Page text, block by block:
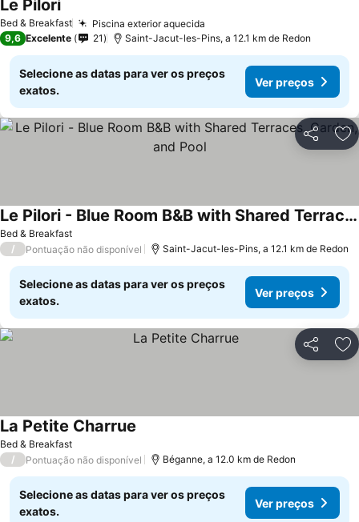
Bed & Breakfast Piscina exterior aquecida
Le Pilori
9,6 Excelente 21 Saint-Jacut-les-Pins, a 12.1 km de Redon
Selecione as datas para ver os preços
exatos.
Ver preços
Partilhar
Bed & Breakfast
Le Pilori - Blue Room B&B with Shared Terraces, Garden, and Pool
/ Pontuação não disponível Saint-Jacut-les-Pins, a 12.1 km de Redon
Selecione as datas para ver os preços
exatos.
Ver preços
Partilhar
Bed & Breakfast
La Petite Charrue
/ Pontuação não disponível Béganne, a 12.0 km de Redon
Selecione as datas para ver os preços
exatos.
Ver preços